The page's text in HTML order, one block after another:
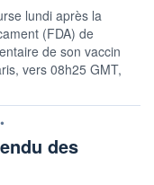
lundi après la
(FDA) de
de son vaccin
vers 08h25 GMT,
•
des